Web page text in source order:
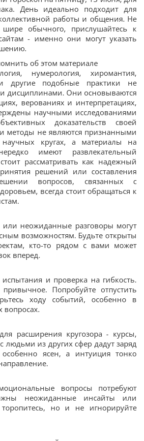
День идеально подходит для
работы и общения. Не
обычного, прислушайтесь к
- именно они могут указать
об этом материале
нумерология, хиромантия,
и другие подобные практики не
дисциплинами. Они основываются
верованиях и интерпретациях,
научными исследованиями
доказательств своей
методы не являются признанными
научных кругах, а материалы на
имеют развлекательный
рассматривать как надежный
решений или составления
вопросов, связанных с
всегда стоит обращаться к
или неожиданные разговоры могут
возможностям. Будьте открыты
кто-то рядом с вами может
вперед.
и проверка на гибкость.
Попробуйте отпустить
ходу событий, особенно в
вопросах.
расширения кругозора - курсы,
людьми из других сфер дадут заряд
ясен, а интуиция тонко
вопросы потребуют
неожиданные инсайты или
но и не игнорируйте